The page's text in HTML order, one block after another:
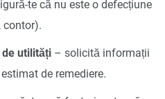
te că nu este o defecțiune
contor).
utilități – solicită informații
de remediere.